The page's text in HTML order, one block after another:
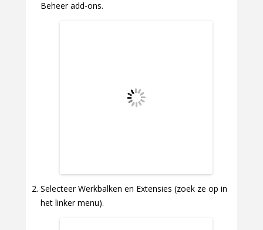
Beheer add-ons.
Selecteer Werkbalken en Extensies (zoek ze op in
het linker menu).